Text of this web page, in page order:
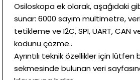
Osiloskopa ek olarak, aşağıdaki
sunar: 6000 sayım multimetre,
tetikleme ve I2C, SPI, UART, CAN
kodunu çözme..
Ayrıntılı teknik özellikler için lütfen
sekmesinde bulunan veri